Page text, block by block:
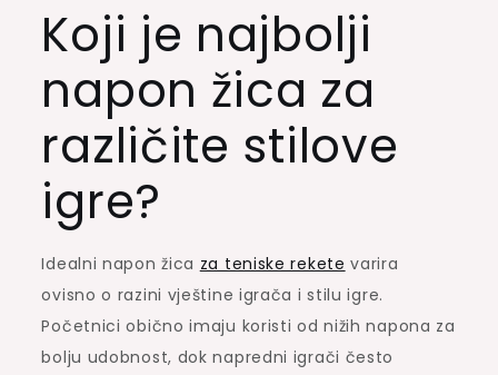
Koji je najbolji
napon žica za
različite stilove
igre?
Idealni napon žica za teniske rekete varira
ovisno o razini vještine igrača i stilu igre.
Početnici obično imaju koristi od nižih napona za
bolju udobnost, dok napredni igrači često